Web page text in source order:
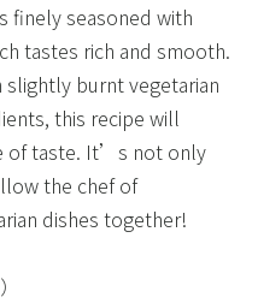
finely seasoned with
tastes rich and smooth.
burnt vegetarian
this recipe will
of taste. It’s not only
the chef of
dishes together!